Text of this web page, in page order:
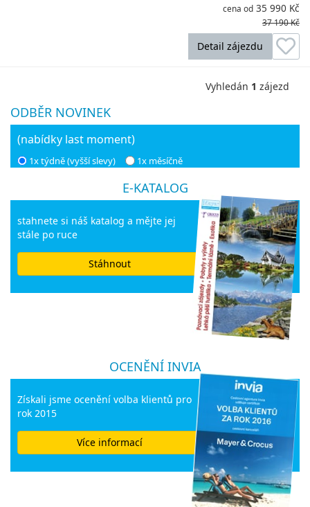
cena od 35 990 Kč
37 190 Kč
Detail zájezdu
Vyhledán 1 zájezd
ODBĚR NOVINEK
(nabídky last moment)
1x týdně (vyšší slevy) 1x měsíčně
E-KATALOG
stahnete si náš katalog a mějte jej
stále po ruce
Stáhnout
OCENĚNÍ INVIA
Získali jsme ocenění volba klientů pro
rok 2015
Více informací